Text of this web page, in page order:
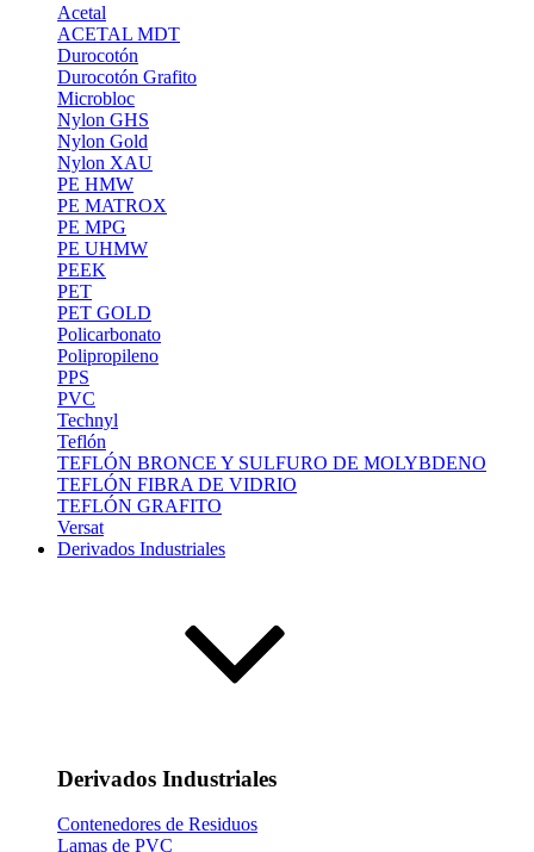
Acetal
ACETAL MDT
Durocotón
Durocotón Grafito
Microbloc
Nylon GHS
Nylon Gold
Nylon XAU
PE HMW
PE MATROX
PE MPG
PE UHMW
PEEK
PET
PET GOLD
Policarbonato
Polipropileno
PPS
PVC
Technyl
Teflón
TEFLÓN BRONCE Y SULFURO DE MOLYBDENO
TEFLÓN FIBRA DE VIDRIO
TEFLÓN GRAFITO
Versat
Derivados Industriales
Derivados Industriales
Contenedores de Residuos
Lamas de PVC